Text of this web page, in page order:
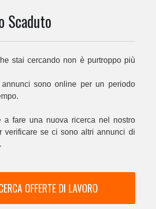
Scaduto
stai cercando non è purtroppo più
sono online per un periodo
a fare una nuova ricerca nel nostro
verificare se ci sono altri annunci di
OFFERTE DI LAVORO